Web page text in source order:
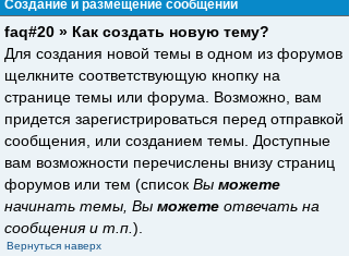
Создание и размещение сообщений
faq#20 » Как создать новую тему?
Для создания новой темы в одном из форумов
щелкните соответствующую кнопку на
странице темы или форума. Возможно, вам
придется зарегистрироваться перед отправкой
сообщения, или созданием темы. Доступные
вам возможности перечислены внизу страниц
форумов или тем (список Вы можете
начинать темы, Вы можете отвечать на
сообщения и т.п. ).
Вернуться наверх